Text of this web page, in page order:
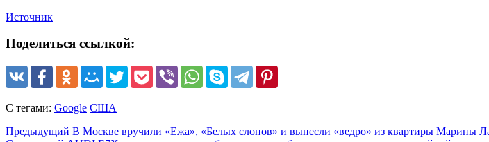
Источник
Поделиться ссылкой:
С тегами: Google США
Предыдущий В Москве вручили «Ежа», «Белых слонов» и вынесли «ведро» из квартиры Марины